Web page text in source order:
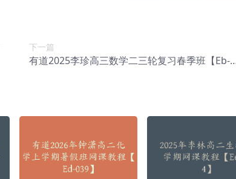
下一篇
有道2025李珍高三数学二三轮复习春季班【Eb-1